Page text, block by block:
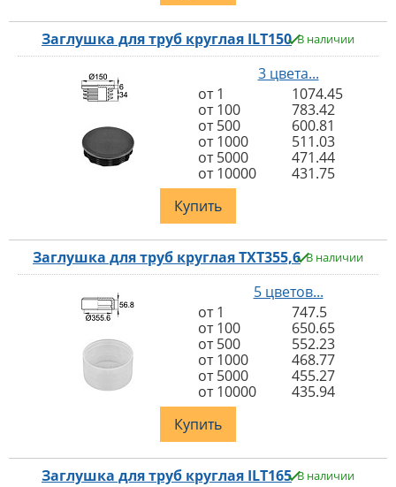
Заглушка для труб круглая ILT150 В наличии
3 цвета...
от 1
1074.45
от 100
783.42
от 500
600.81
от 1000
511.03
от 5000
471.44
от 10000
431.75
Купить
Заглушка для труб круглая TXT355,6 В наличии
5 цветов...
от 1
747.5
от 100
650.65
от 500
552.23
от 1000
468.77
от 5000
455.27
от 10000
435.94
Купить
Заглушка для труб круглая ILT165 В наличии